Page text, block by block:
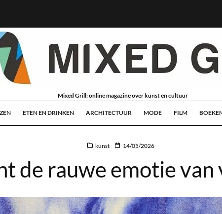
Mixed Grill: online magazine over kunst en cultuur
ETEN EN DRINKEN ARCHITECTUUR MODE FILM
kunst 14/05/2026
de rauwe emotie van